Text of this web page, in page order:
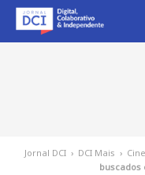
Jornal DCI › DCI Mais ›
buscados